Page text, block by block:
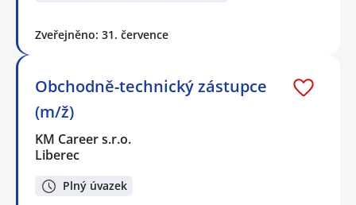
Zveřejněno: 31. července
Obchodně-technický zástupce
(m/ž)
KM Career s.r.o.
Liberec
Plný úvazek